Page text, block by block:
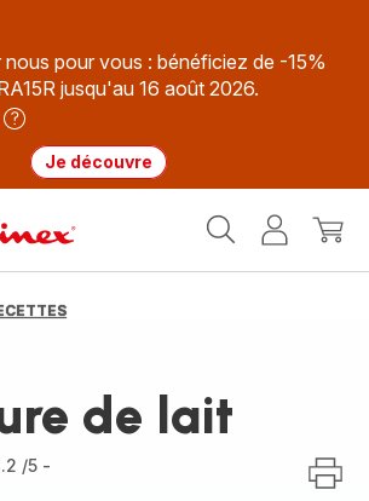
pour vous : bénéficiez de -15%
jusqu'au 16 août 2026.
Je découvre
MonMon
de lait
/5 -